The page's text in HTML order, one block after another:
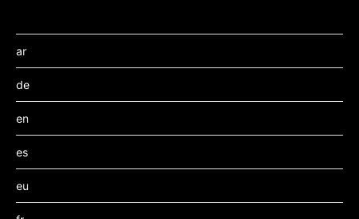
ar
de
en
es
eu